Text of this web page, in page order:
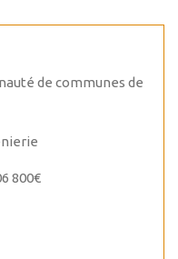
de communes de
800€